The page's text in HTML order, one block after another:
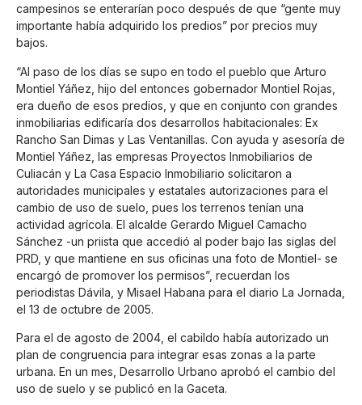
campesinos se enterarían poco después de que “gente muy
importante había adquirido los predios” por precios muy
bajos.
“Al paso de los días se supo en todo el pueblo que Arturo
Montiel Yáñez, hijo del entonces gobernador Montiel Rojas,
era dueño de esos predios, y que en conjunto con grandes
inmobiliarias edificaría dos desarrollos habitacionales: Ex
Rancho San Dimas y Las Ventanillas. Con ayuda y asesoría de
Montiel Yáñez, las empresas Proyectos Inmobiliarios de
Culiacán y La Casa Espacio Inmobiliario solicitaron a
autoridades municipales y estatales autorizaciones para el
cambio de uso de suelo, pues los terrenos tenían una
actividad agrícola. El alcalde Gerardo Miguel Camacho
Sánchez -un priista que accedió al poder bajo las siglas del
PRD, y que mantiene en sus oficinas una foto de Montiel- se
encargó de promover los permisos”, recuerdan los
periodistas Dávila, y Misael Habana para el diario La Jornada,
el 13 de octubre de 2005.
Para el de agosto de 2004, el cabildo había autorizado un
plan de congruencia para integrar esas zonas a la parte
urbana. En un mes, Desarrollo Urbano aprobó el cambio del
uso de suelo y se publicó en la Gaceta.